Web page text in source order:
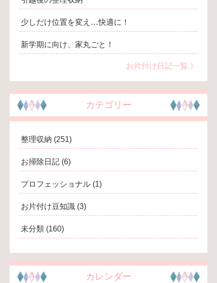
少しだけ位置を変え…快適に！
新学期に向け、家丸ごと！
お片付け日記一覧 》
カテゴリー
整理収納 (251)
お掃除日記 (6)
プロフェッショナル (1)
お片付け豆知識 (3)
未分類 (160)
カレンダー